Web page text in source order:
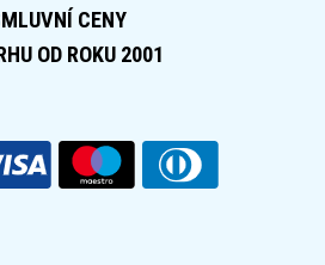
CENY
OD ROKU 2001